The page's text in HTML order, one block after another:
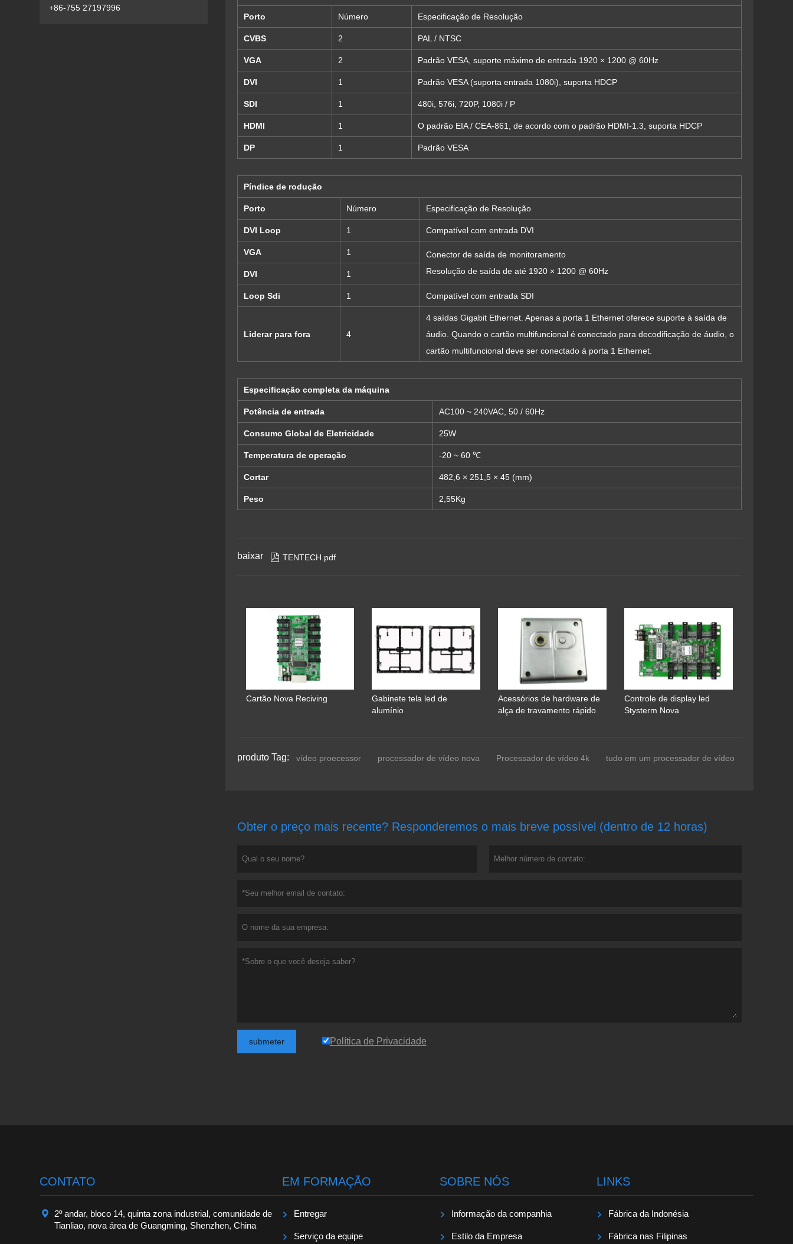
Porto Número Especificação de Resolução
CVBS 2 PAL / NTSC
VGA 2 Padrão VESA, suporte máximo de entrada 1920 × 1200 @ 60Hz
DVI 1 Padrão VESA (suporta entrada 1080i), suporta HDCP
SDI 1 480i, 576i, 720P, 1080i / P
HDMI 1 O padrão EIA / CEA-861, de acordo com o padrão HDMI-1.3, suporta HDCP
DP 1 Padrão VESA
Píndice de rodução
Porto Número Especificação de Resolução
DVI Loop 1 Compatível com entrada DVI
VGA 1
Conector de saída de monitoramento
Resolução de saída de até 1920 × 1200 @ 60Hz
DVI 1
Loop Sdi 1 Compatível com entrada SDI
Liderar para fora 4
4 saídas Gigabit Ethernet. Apenas a porta 1 Ethernet oferece suporte à saída de
áudio. Quando o cartão multifuncional é conectado para decodificação de áudio, o
cartão multifuncional deve ser conectado à porta 1 Ethernet.
Especificação completa da máquina
Potência de entrada AC100 ~ 240VAC, 50 / 60Hz
Consumo Global de Eletricidade 25W
Temperatura de operação -20 ~ 60 ℃
Cortar 482,6 × 251,5 × 45 (mm)
Peso 2,55Kg
baixar  TENTECH.pdf
Cartão Nova Reciving
Gabinete tela led de
alumínio
Acessórios de hardware de
alça de travamento rápido
Controle de display led
Stysterm Nova
produto Tag: vídeo proecessor processador de vídeo nova Processador de vídeo 4k tudo em um processador de vídeo
Obter o preço mais recente? Responderemos o mais breve possível (dentro de 12 horas)
submeter Política de Privacidade
+86-755 27197996
CONTATO

2º andar, bloco 14, quinta zona industrial, comunidade de
Tianliao, nova área de Guangming, Shenzhen, China
EM FORMAÇÃO
Entregar
Serviço da equipe
SOBRE NÓS
Informação da companhia
Estilo da Empresa
LINKS
Fábrica da Indonésia
Fábrica nas Filipinas